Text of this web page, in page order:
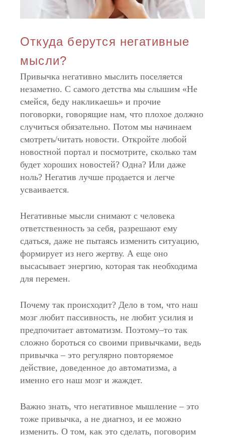
Откуда берутся негативные
мысли?
Привычка негативно мыслить поселяется
незаметно. С самого детства мы слышим «Не
смейся, беду накликаешь» и прочие
поговорки, говорящие нам, что плохое должно
случиться обязательно. Потом мы начинаем
смотреть/читать новости. Откройте любой
новостной портал и посмотрите, сколько там
будет хороших новостей? Одна? Или даже
ноль? Негатив лучше продается и легче
усваивается.
Негативные мысли снимают с человека
ответственность за себя, разрешают ему
сдаться, даже не пытаясь изменить ситуацию,
формирует из него жертву. А еще оно
высасывает энергию, которая так необходима
для перемен.
Почему так происходит? Дело в том, что наш
мозг любит пассивность, не любит усилия и
предпочитает автоматизм. Поэтому–то так
сложно бороться со своими привычками, ведь
привычка – это регулярно повторяемое
действие, доведенное до автоматизма, а
именно его наш мозг и жаждет.
Важно знать, что негативное мышление – это
тоже привычка, а не диагноз, и ее можно
изменить. О том, как это сделать, поговорим